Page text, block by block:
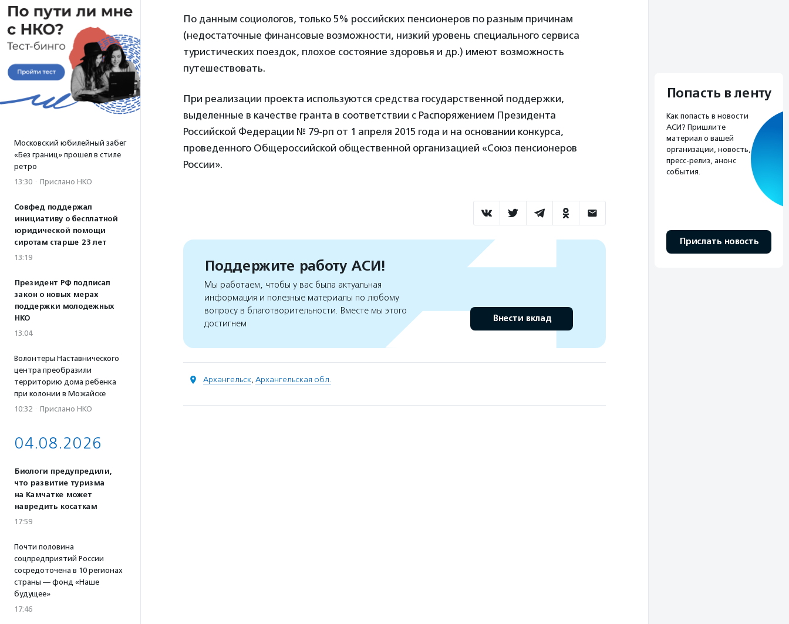
Московский юбилейный забег
«Без границ» прошел в стиле
ретро
13:30 · Прислано НКО
Совфед поддержал
инициативу о бесплатной
юридической помощи
сиротам старше 23 лет
13:19
Президент РФ подписал
закон о новых мерах
поддержки молодежных
НКО
13:04
Волонтеры Наставнического
центра преобразили
территорию дома ребенка
при колонии в Можайске
10:32 · Прислано НКО
04.08.2026
Биологи предупредили,
что развитие туризма
на Камчатке может
навредить косаткам
17:59
Почти половина
соцпредприятий России
сосредоточена в 10 регионах
страны — фонд «Наше
будущее»
17:46
По данным социологов, только 5% российских пенсионеров по разным причинам
(недостаточные финансовые возможности, низкий уровень специального сервиса
туристических поездок, плохое состояние здоровья и др.) имеют возможность
путешествовать.
При реализации проекта используются средства государственной поддержки,
выделенные в качестве гранта в соответствии с Распоряжением Президента
Российской Федерации № 79-рп от 1 апреля 2015 года и на основании конкурса,
проведенного Общероссийской общественной организацией «Союз пенсионеров
России».
Поддержите работу АСИ!
Мы работаем, чтобы у вас была актуальная
информация и полезные материалы по любому
вопросу в благотворительности. Вместе мы этого
достигнем
Внести вклад
Архангельск, Архангельская обл.
Попасть в ленту
Как попасть в новости
АСИ? Пришлите
материал о вашей
организации, новость,
пресс-релиз, анонс
события.
Прислать новость